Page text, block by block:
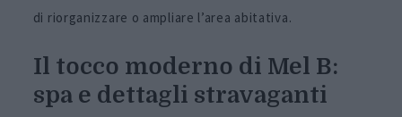
di riorganizzare o ampliare l’area abitativa.
Il tocco moderno di Mel B:
spa e dettagli stravaganti